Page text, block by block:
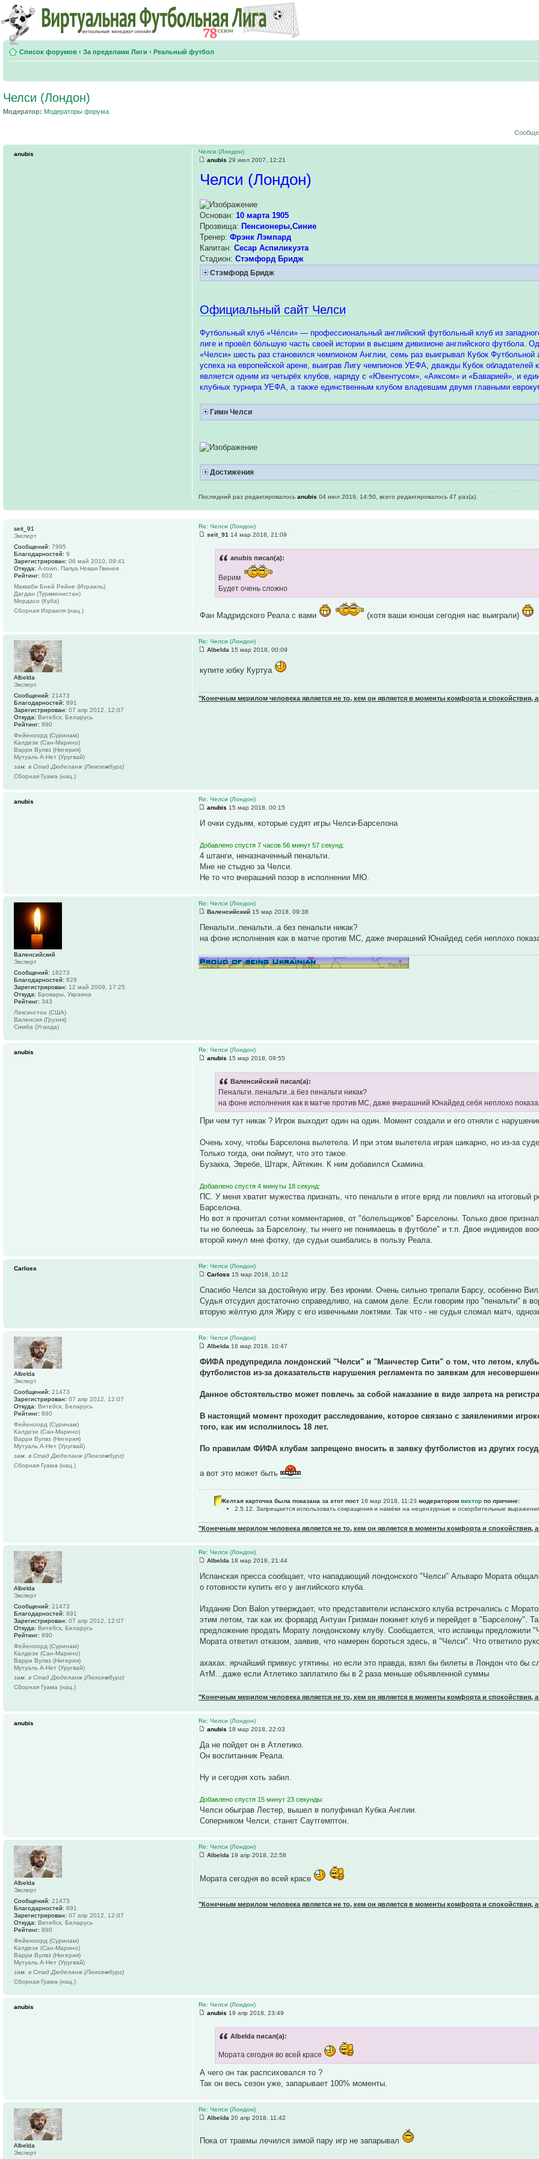
Список форумов ‹ За пределами Лиги ‹ Реальный футбол
Челси (Лондон)
Модератор: Модераторы форума
Челси (Лондон)
anubis 29 июл 2007, 12:21
Челси (Лондон)
Основан:10 марта 1905
Прозвища:Пенсионеры,Синие
Тренер:Фрэнк Лэмпард
Капитан:Сесар Аспиликуэта
Стадион:Стэмфорд Бридж
Стэмфорд Бридж
Официальный сайт Челси
Футбольный клуб «Че́лси» — профессиональный английский футбольный клуб из
лиге и провёл бо́льшую часть своей истории в высшем дивизионе английского футбола.
«Челси» шесть раз становился чемпионом Англии, семь раз выигрывал Кубок
успеха на европейской арене, выиграв Лигу чемпионов УЕФА, дважды Кубок
является одним из четырёх клубов, наряду с «Ювентусом», «Аяксом» и «Баварией», и
клубных турнира УЕФА, а также единственным клубом владевшим двумя главными
Гимн Челси
Достижения
Последний раз редактировалосьanubis 04 июл 2019, 14:50, всего редактировалось 47 раз(а).
anubis
Re: Челси (Лондон)
seit_91 14 мар 2018, 21:09
anubis писал(а):
Верим
Будет очень сложно
Фан Мадридского Реала с вами (хотя ваши юноши сегодня нас выиграли)
seit_91
Эксперт
Сообщений: 7995
Благодарностей: 9
Зарегистрирован: 06 май 2010, 09:41
Откуда: А-town, Папуа Новая Гвинея
Рейтинг: 603
Маккаби Бней Рейне (Израиль)
Дагдан (Туркменистан)
Мордасо (Куба)
Сборная Израиля (нац.)
Re: Челси (Лондон)
Albelda 15 мар 2018, 00:09
купите юбку Куртуа
"Конечным мерилом человека является не то, кем он является в моменты комфорта и спокойствия,
Albelda
Эксперт
Сообщений: 21473
Благодарностей: 891
Зарегистрирован: 07 апр 2012, 12:07
Откуда: Витебск, Беларусь
Рейтинг: 890
Фейеноорд (Суринам)
Калдезе (Сан-Марино)
Варри Вулвз (Нигерия)
Мутуаль А-Нет (Уругвай)
зам. в Стад Дюделанж (Люксембург)
Сборная Гуама (нац.)
Re: Челси (Лондон)
anubis 15 мар 2018, 00:15
И очки судьям, которые судят игры Челси-Барселона
Добавлено спустя 7 часов 56 минут 57 секунд:
4 штанги, неназначенный пенальти.
Мне не стыдно за Челси.
Не то что вчерашний позор в исполнении МЮ.
anubis
Re: Челси (Лондон)
Валенсийский 15 мар 2018, 09:38
Пенальти..пенальти..а без пенальти никак?
на фоне исполнения как в матче против МС, даже вчерашний Юнайдед себя неплохо
Валенсийский
Эксперт
Сообщений: 18273
Благодарностей: 829
Зарегистрирован: 12 май 2009, 17:25
Откуда: Бровары, Украина
Рейтинг: 343
Лексингтон (США)
Валенсия (Грузия)
Симба (Уганда)
Re: Челси (Лондон)
anubis 15 мар 2018, 09:55
Валенсийский писал(а):
Пенальти..пенальти..а без пенальти никак?
на фоне исполнения как в матче против МС, даже вчерашний Юнайдед себя неплохо
При чем тут никак ? Игрок выходит один на один. Момент создали и его отняли с
Очень хочу, чтобы Барселона вылетела. И при этом вылетела играя шикарно, но из-за
Только тогда, они поймут, что это такое.
Бузакка, Эвребе, Штарк, Айтекин. К ним добавился Скамина.
Добавлено спустя 4 минуты 18 секунд:
ПС. У меня хватит мужества признать, что пенальти в итоге вряд ли повлиял на
Барселона.
Но вот я прочитал сотни комментариев, от "болельщиков" Барселоны. Только двое
ты не болеешь за Барселону, ты нчего не понимаешь в футболе" и т.п. Двое индивидов
второй кинул мне фотку, где судьи ошибались в пользу Реала.
anubis
Re: Челси (Лондон)
Carloss 15 мар 2018, 10:12
Спасибо Челси за достойную игру. Без иронии. Очень сильно трепали Барсу, особенно
Судья отсудил достаточно справедливо, на самом деле. Если говорим про "пенальти" в
вторую жёлтую для Жиру с его извечными локтями. Так что - не судья сломал матч,
Carloss
Re: Челси (Лондон)
Albelda 16 мар 2018, 10:47
ФИФА предупредила лондонский "Челси" и "Манчестер Сити" о том, что летом,
футболистов из-за доказательств нарушения регламента по заявкам для
Данное обстоятельство может повлечь за собой наказание в виде запрета на
В настоящий момент проходит расследование, которое связано с заявлениями
того, как им исполнилось 18 лет.
По правилам ФИФА клубам запрещено вносить в заявку футболистов из других
а вот это может быть
Желтая карточка была показана за этот пост 16 мар 2018, 11:23 модераторомвихтор по причине:
2.5.12. Запрещается использовать сокращения и намёки на нецензурные и оскорбительные
"Конечным мерилом человека является не то, кем он является в моменты комфорта и спокойствия,
Albelda
Эксперт
Сообщений: 21473
Зарегистрирован: 07 апр 2012, 12:07
Откуда: Витебск, Беларусь
Рейтинг: 890
Фейеноорд (Суринам)
Калдезе (Сан-Марино)
Варри Вулвз (Нигерия)
Мутуаль А-Нет (Уругвай)
зам. в Стад Дюделанж (Люксембург)
Сборная Гуама (нац.)
Re: Челси (Лондон)
Albelda 18 мар 2018, 21:44
Испанская пресса сообщает, что нападающий лондонского "Челси" Альваро Мората
о готовности купить его у английского клуба.
Издание Don Balon утверждает, что представители испанского клуба встречались с
этим летом, так как их форвард Антуан Гризман покинет клуб и перейдет в "Барселону".
предложение продать Морату лондонскому клубу. Сообщается, что испанцы предложили
Мората ответил отказом, заявив, что намерен бороться здесь, в "Челси". Что ответило
ахахах. ярчайший привкус утятины. но если это правда, взял бы билеты в Лондон что бы
АтМ...даже если Атлетико заплатило бы в 2 раза меньше объявленной суммы
"Конечным мерилом человека является не то, кем он является в моменты комфорта и спокойствия,
Albelda
Эксперт
Сообщений: 21473
Благодарностей: 891
Зарегистрирован: 07 апр 2012, 12:07
Откуда: Витебск, Беларусь
Рейтинг: 890
Фейеноорд (Суринам)
Калдезе (Сан-Марино)
Варри Вулвз (Нигерия)
Мутуаль А-Нет (Уругвай)
зам. в Стад Дюделанж (Люксембург)
Сборная Гуама (нац.)
Re: Челси (Лондон)
anubis 18 мар 2018, 22:03
Да не пойдет он в Атлетико.
Он воспитанник Реала.
Ну и сегодня хоть забил.
Добавлено спустя 15 минут 23 секунды:
Челси обыграв Лестер, вышел в полуфинал Кубка Англии.
Соперником Челси, станет Саутгемптон.
anubis
Re: Челси (Лондон)
Albelda 19 апр 2018, 22:58
Мората сегодня во всей красе
"Конечным мерилом человека является не то, кем он является в моменты комфорта и спокойствия,
Albelda
Эксперт
Сообщений: 21473
Благодарностей: 891
Зарегистрирован: 07 апр 2012, 12:07
Откуда: Витебск, Беларусь
Рейтинг: 890
Фейеноорд (Суринам)
Калдезе (Сан-Марино)
Варри Вулвз (Нигерия)
Мутуаль А-Нет (Уругвай)
зам. в Стад Дюделанж (Люксембург)
Сборная Гуама (нац.)
Re: Челси (Лондон)
anubis 19 апр 2018, 23:49
Albelda писал(а):
Мората сегодня во всей красе
А чего он так распсиховался то ?
Так он весь сезон уже, запарывает 100% моменты.
anubis
Re: Челси (Лондон)
Albelda 20 апр 2018, 11:42
Пока от травмы лечился зимой пару игр не запарывал
Albelda
Эксперт